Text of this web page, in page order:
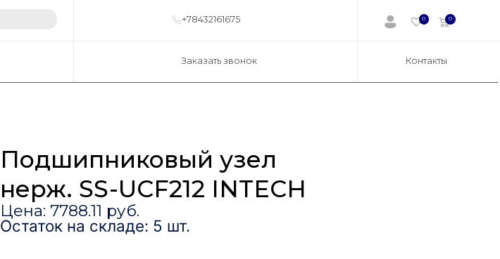
+78432161675 0 0
Заказать звонок Контакты
Подшипниковый узел
нерж. SS-UCF212 INTECH
Цена: 7788.11 руб.
Остаток на складе: 5 шт.